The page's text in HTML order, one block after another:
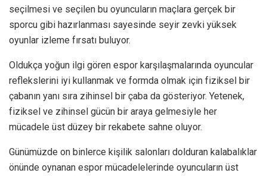
seçilmesi ve seçilen bu oyuncuların maçlara gerçek bir
sporcu gibi hazırlanması sayesinde seyir zevki yüksek
oyunlar izleme fırsatı buluyor.
Oldukça yoğun ilgi gören espor karşılaşmalarında oyuncular
reflekslerini iyi kullanmak ve formda olmak için fiziksel bir
çabanın yanı sıra zihinsel bir çaba da gösteriyor. Yetenek,
fiziksel ve zihinsel gücün bir araya gelmesiyle her
mücadele üst düzey bir rekabete sahne oluyor.
Günümüzde on binlerce kişilik salonları dolduran kalabalıklar
önünde oynanan espor mücadelelerinde oyuncuların üst